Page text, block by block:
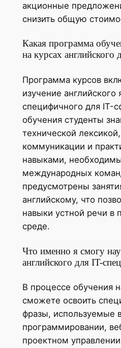
акционные
снизить общую
Какая программа
на курсах английского
Программа курсов
изучение английского
специфичного для IT-
обучения студенты
технической
коммуникации и
навыками,
международных
предусмотрены
английскому, что
навыки устной речи в
среде.
Что именно я смогу
английского для IT-
В процессе обучения
сможете освоить
фразы, используемые
программировании,
проектном